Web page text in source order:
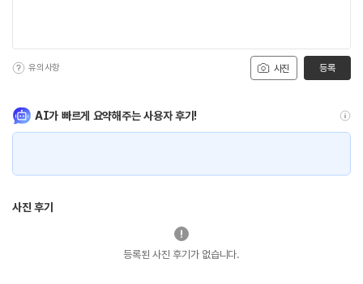
사진
유의사항 등록
AI가 빠르게 요약해주는 사용자 후기!
사진 후기
등록된 사진 후기가 없습니다.